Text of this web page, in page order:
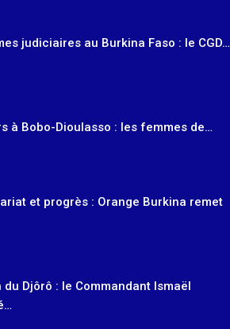
judiciaires au Burkina Faso : le CGD…
à Bobo-Dioulasso : les femmes de…
et progrès : Orange Burkina remet
du Djôrô : le Commandant Ismaël